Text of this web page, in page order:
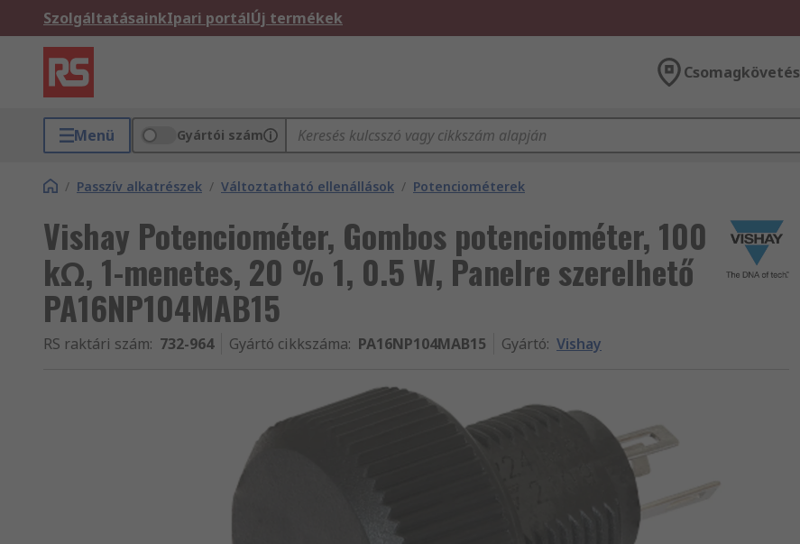
SzolgáltatásainkIpari portálÚj termékek
Csomagkövetés
Menü Gyártói szám
/ Passzív alkatrészek / Változtatható ellenállások / Potenciométerek
Vishay Potenciométer, Gombos potenciométer, 100
kΩ, 1-menetes, 20 % 1, 0.5 W, Panelre szerelhető
PA16NP104MAB15
RS raktári szám: 732-964 Gyártó cikkszáma: PA16NP104MAB15 Gyártó: Vishay